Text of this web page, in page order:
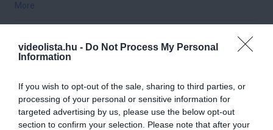
videolista.hu - Do Not Process My Personal
Information
If you wish to opt-out of the sale, sharing to third parties, or
processing of your personal or sensitive information for
targeted advertising by us, please use the below opt-out
section to confirm your selection. Please note that after your
More
8 h 14 min